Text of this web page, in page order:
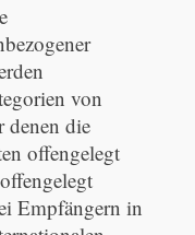
von
denen die
offengelegt
Empfängern in